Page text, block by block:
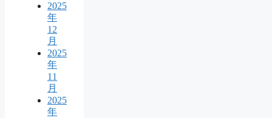
2025
年
12
月
2025
年
11
月
2025
年